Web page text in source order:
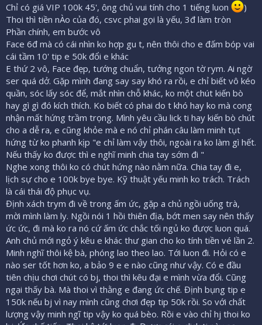
Chỉ có giá VIP 100k 45', ông chủ vui tính cho 1 tiếng luon
)
Thoi thì tiền nÀo của đó, csvc phai gọi là yếu, 3đ làm tròn
Phần chính, em bước vô
Face 6đ mà có cái nhìn ko hợp gu t, nên thôi cho e đấm bóp vai
cái tầm 10' tip e 50k đổi e khác
E thứ 2 vô, Face đẹp, tướng chuẩn, tưởng ngon tờ rym. Ai ngờ
ser quá dở. Gặp mình đang say say khó ra rồi, e chỉ biết vô kéo
quần, sóc lấy sóc để, mắt nhìn chỗ khác, ko một chút kiến bò
hay gì gì đó kích thích. Ko biết có phai do t khó hay ko mà cong
nhận mất hứng trầm trọng. Mình yêu cầu lick ti hay kiến bò chút
cho a dễ ra, e cũng khỏe mà e nó chỉ phán câu làm minh tụt
hứng từ ko phanh kịp "e chỉ làm vậy thôi, ngoài ra ko làm gì hết.
Nếu thấy ko được thì e nghĩ minh chia tay sớm đi "
Nghe xong thôi ko có chút hứng nào nằm nữa. Chia tay đi e,
lịch sự cho e 100k bye bye. Kỹ thuật yếu minh ko trách. Trách
là cái thái độ phục vụ.
Định xách trym đi về trong ấm ức, gặp a chủ ngồi uống trà,
mời mình làm ly. Ngồi nói 1 hồi thiên địa, bớt men say nên thấy
ức ức, đi mà ko ra nó cứ ấm ức chắc tối ngủ ko được luon quá.
Anh chủ mới ngỏ ý kêu e khác thư gian cho ko tính tiền vé lần 2.
Minh nghĩ thôi kệ bà, phóng lao theo lao. Tới luon đi. Hỏi có e
nào ser tốt hơn ko, a bảo 9 e e nào cũng như vậy. Có e đầu
tiên chịu chơi chút có bj, thoi thì kêu đại e mình vừa đổi. Cũng
ngại thấy bà. Mà thoi vì thằng e đang ức chế. Định bụng tip e
150k nếu bj vì nay mình cũng chơi đẹp tip 50k rồi. So với chất
lượng vậy minh ngĩ tip vậy ko quá bèo. Rồi e vào chỉ hj thoi ko